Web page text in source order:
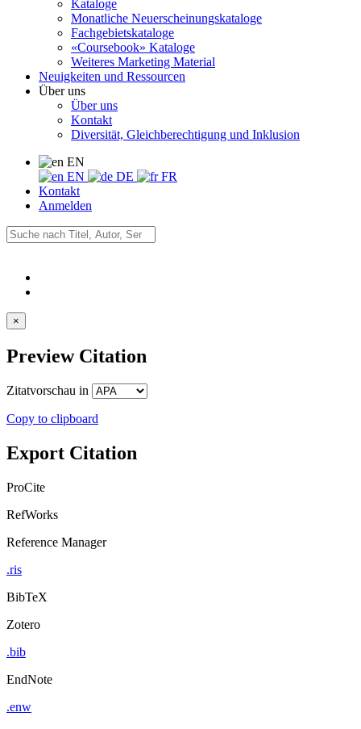
Kataloge
Monatliche Neuerscheinungskataloge
Fachgebietskataloge
«Coursebook» Kataloge
Weiteres Marketing Material
Neuigkeiten und Ressourcen
Über uns
Über uns
Kontakt
Diversität, Gleichberechtigung und Inklusion
EN
EN
DE
FR
Kontakt
Anmelden
×
Preview Citation
Zitatvorschau in
Copy to clipboard
Export Citation
ProCite
RefWorks
Reference Manager
.ris
BibTeX
Zotero
.bib
EndNote
.enw